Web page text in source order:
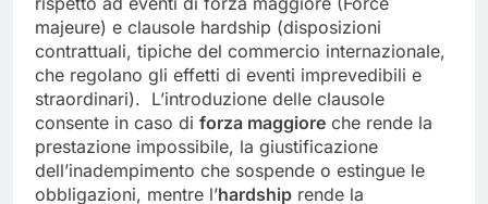
majeure) e clausole hardship (disposizioni
contrattuali, tipiche del commercio internazionale,
che regolano gli effetti di eventi imprevedibili e
straordinari). L’introduzione delle clausole
consente in caso di forza maggiore che rende la
prestazione impossibile, la giustificazione
dell’inadempimento che sospende o estingue le
obbligazioni, mentre l’hardship rende la